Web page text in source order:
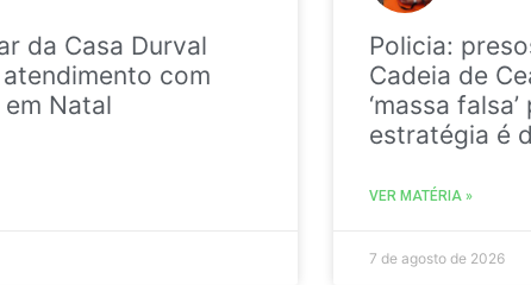
da Casa Durval
com
Natal
Policia:
Cadeia de
‘massa
estratégia é
VER MATÉRIA »
7 de agosto de 2026